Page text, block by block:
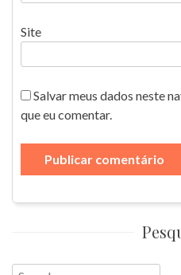
Site
Salvar meus dados neste
que eu comentar.